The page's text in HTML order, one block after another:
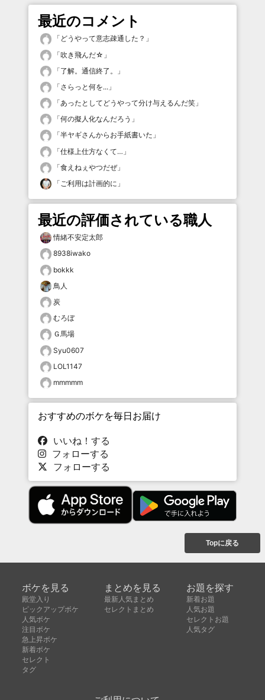
最近のコメント
「 どうやって意志疎通した？ 」
「吹き飛んだ☆ 」
「了解。通信終了。
」
「さらっと何を... 」
「あったとしてどうやって分け与えるんだ笑 」
「何の擬人化なんだろう 」
「半ヤギさんからお手紙書いた 」
「仕様上仕方なくて… 」
「食えねぇやつだぜ」
「ご利用は計画的に 」
最近の評価されている職人
情緒不安定太郎
8938iwako
bokkk
鳥人
炭
むろぼ
Ｇ馬場
Syu0607
LOL1147
mmmmm
おすすめのボケを毎日お届け
いいね！する
フォローする
フォローする
Topに戻る
ボケを見る
殿堂入り
ピックアップボケ
人気ボケ
注目ボケ
急上昇ボケ
新着ボケ
セレクト
タグ
まとめを見る
最新人気まとめ
セレクトまとめ
お題を探す
新着お題
人気お題
セレクトお題
人気タグ